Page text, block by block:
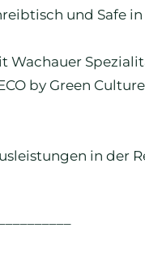
und Safe
by Green
in der